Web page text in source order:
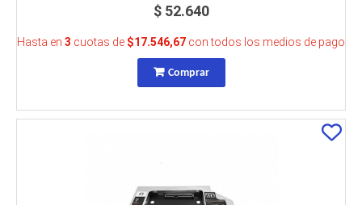
$ 52.640
Hasta en 3 cuotas de $17.546,67 con todos los medios de pago
Comprar